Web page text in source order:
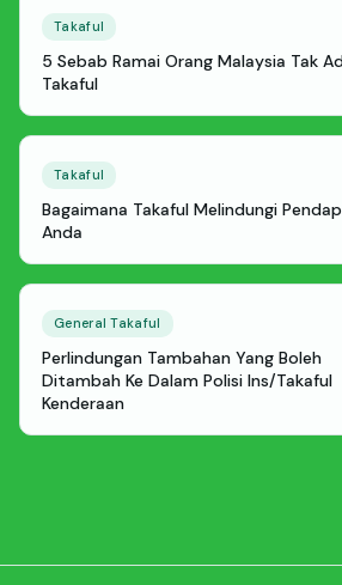
Takaful
5 Sebab Ramai Orang Malaysia Tak
Takaful
Takaful
Bagaimana Takaful Melindungi
Anda
General Takaful
Perlindungan Tambahan Yang Boleh
Ditambah Ke Dalam Polisi Ins/Takaful
Kenderaan